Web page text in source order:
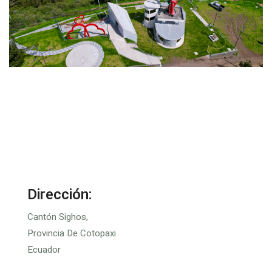
Dirección:
Cantón Sighos,
Provincia De Cotopaxi
Ecuador